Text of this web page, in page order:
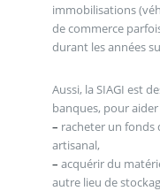
immobilisations
de commerce
durant les années
Aussi, la SIAGI est
banques, pour aider
– racheter un fonds
artisanal,
– acquérir du
autre lieu de